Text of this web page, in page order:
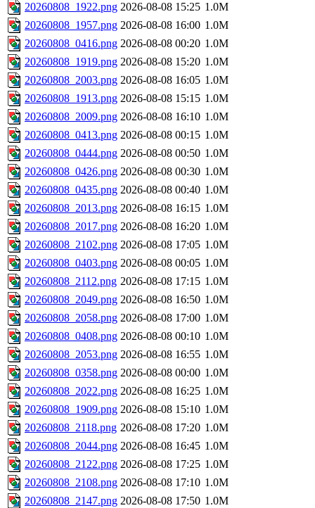
20260808_1922.png 2026-08-08 15:25 1.0M
20260808_1957.png 2026-08-08 16:00 1.0M
20260808_0416.png 2026-08-08 00:20 1.0M
20260808_1919.png 2026-08-08 15:20 1.0M
20260808_2003.png 2026-08-08 16:05 1.0M
20260808_1913.png 2026-08-08 15:15 1.0M
20260808_2009.png 2026-08-08 16:10 1.0M
20260808_0413.png 2026-08-08 00:15 1.0M
20260808_0444.png 2026-08-08 00:50 1.0M
20260808_0426.png 2026-08-08 00:30 1.0M
20260808_0435.png 2026-08-08 00:40 1.0M
20260808_2013.png 2026-08-08 16:15 1.0M
20260808_2017.png 2026-08-08 16:20 1.0M
20260808_2102.png 2026-08-08 17:05 1.0M
20260808_0403.png 2026-08-08 00:05 1.0M
20260808_2112.png 2026-08-08 17:15 1.0M
20260808_2049.png 2026-08-08 16:50 1.0M
20260808_2058.png 2026-08-08 17:00 1.0M
20260808_0408.png 2026-08-08 00:10 1.0M
20260808_2053.png 2026-08-08 16:55 1.0M
20260808_0358.png 2026-08-08 00:00 1.0M
20260808_2022.png 2026-08-08 16:25 1.0M
20260808_1909.png 2026-08-08 15:10 1.0M
20260808_2118.png 2026-08-08 17:20 1.0M
20260808_2044.png 2026-08-08 16:45 1.0M
20260808_2122.png 2026-08-08 17:25 1.0M
20260808_2108.png 2026-08-08 17:10 1.0M
20260808_2147.png 2026-08-08 17:50 1.0M